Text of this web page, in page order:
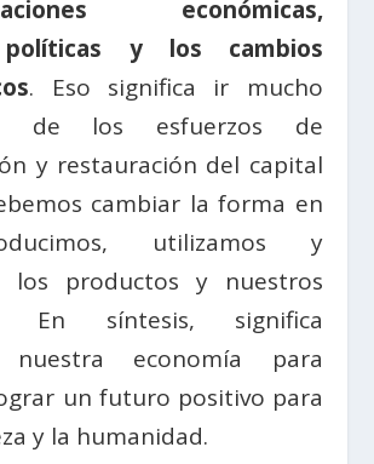
económicas,
políticas y los cambios
. Eso significa ir mucho
de los esfuerzos de
y restauración del capital
cambiar la forma en
utilizamos y
los productos y nuestros
En síntesis, significa
nuestra economía para
un futuro positivo para
y la humanidad.